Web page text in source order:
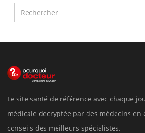
Le site santé de référence avec chaque
médicale decryptée par des médecins en
conseils des meilleurs spécialistes.